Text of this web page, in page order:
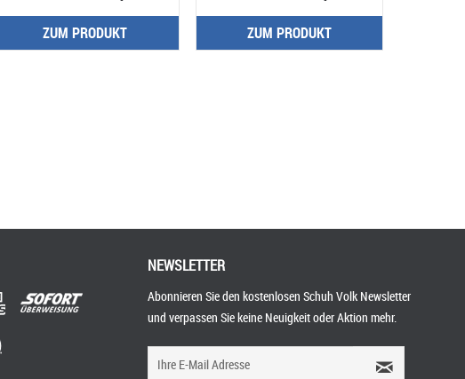
ZUM PRODUKT ZUM PRODUKT
NEWSLETTER
Abonnieren Sie den kostenlosen Schuh Volk Newsletter
und verpassen Sie keine Neuigkeit oder Aktion mehr.